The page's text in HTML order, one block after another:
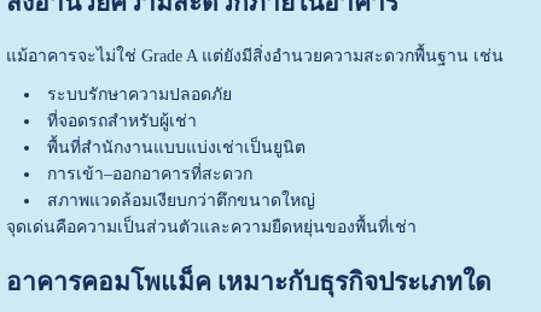
แม้อาคารจะไม่ใช่ Grade A แต่ยังมีสิ่งอำนวยความสะดวกพื้นฐาน เช่น
ระบบรักษาความปลอดภัย
ที่จอดรถสำหรับผู้เช่า
พื้นที่สำนักงานแบบแบ่งเช่าเป็นยูนิต
การเข้า–ออกอาคารที่สะดวก
สภาพแวดล้อมเงียบกว่าตึกขนาดใหญ่
จุดเด่นคือความเป็นส่วนตัวและความยืดหยุ่นของพื้นที่เช่า
อาคารคอมโพแม็ค เหมาะกับธุรกิจประเภทใด